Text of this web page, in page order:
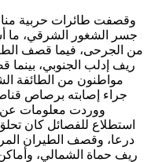
وقصفت طائرات حربية
من الجرحى، فيما قصف
ريف إدلب الجنوبي،
مواطنون من الطائفة
جراء إصابته برصاص
ووردت معلومات عن
استطلاع للفصائل كان
درعا، وقصف الطيران
ريف حماة الشمالي،